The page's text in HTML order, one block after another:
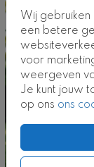
Wij gebruiken
een betere
voor
weergeven
Je kunt jouw
op ons ons